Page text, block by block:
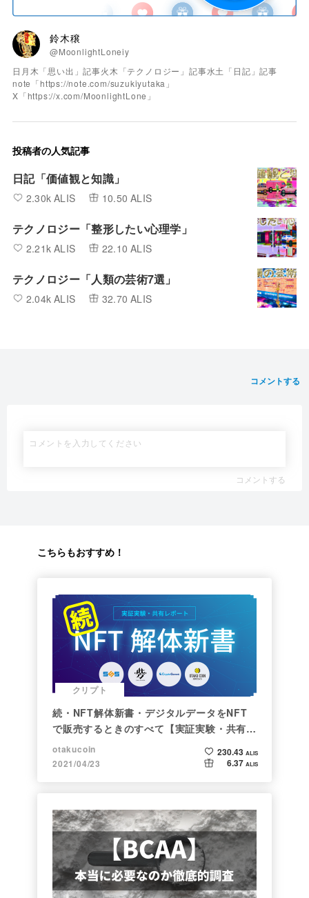
鈴木穣
@MoonlightLoneiy
日月木「思い出」記事火木「テクノロジー」記事水土「日記」記事
note「https://note.com/suzukiyutaka」
X「https://x.com/MoonlightLone」
投稿者の人気記事
日記「価値観と知識」
2.30k ALIS 10.50 ALIS
テクノロジー「整形したい心理学」
2.21k ALIS 22.10 ALIS
テクノロジー「人類の芸術7選」
2.04k ALIS 32.70 ALIS
コメントする
コメントする
こちらもおすすめ！
クリプト
続・NFT解体新書・デジタルデータをNFT
で販売するときのすべて【実証実験・共有レ
ポート】
otakucoin
2021/04/23
230.43 ALIS
6.37 ALIS